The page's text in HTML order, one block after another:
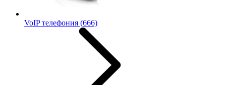
VoIP телефония (666)